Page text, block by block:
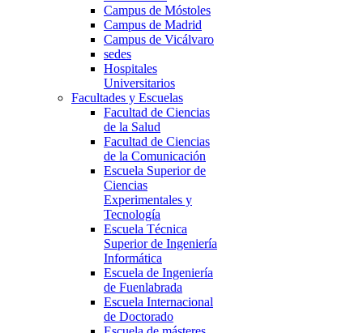
Campus de Móstoles
Campus de Madrid
Campus de Vicálvaro
sedes
Hospitales
Universitarios
Facultades y Escuelas
Facultad de Ciencias
de la Salud
Facultad de Ciencias
de la Comunicación
Escuela Superior de
Ciencias
Experimentales y
Tecnología
Escuela Técnica
Superior de Ingeniería
Informática
Escuela de Ingeniería
de Fuenlabrada
Escuela Internacional
de Doctorado